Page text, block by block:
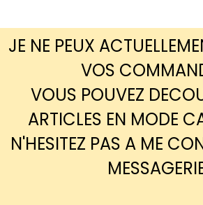
JE NE PEUX
VOS
VOUS POUVEZ
ARTICLES EN MODE
N'HESITEZ PAS A ME